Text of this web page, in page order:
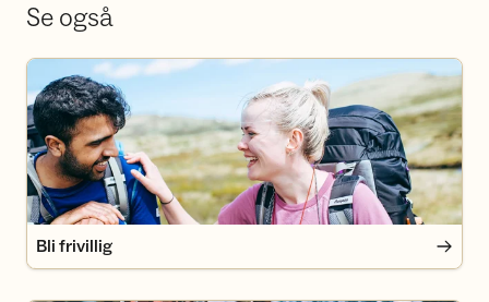
Se også
Bli frivillig
Bli frivillig